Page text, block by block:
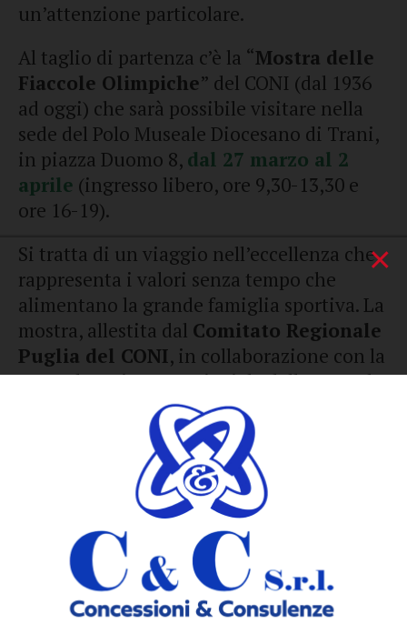
un’attenzione particolare.
Al taglio di partenza c’è la “Mostra delle
Fiaccole Olimpiche” del CONI (dal 1936
ad oggi) che sarà possibile visitare nella
sede del Polo Museale Diocesano di Trani,
in piazza Duomo 8, dal 27 marzo al 2
aprile (ingresso libero, ore 9,30-13,30 e
ore 16-19).
Si tratta di un viaggio nell’eccellenza che
rappresenta i valori senza tempo che
alimentano la grande famiglia sportiva. La
mostra, allestita dal Comitato Regionale
Puglia del CONI, in collaborazione con la
sua Delegazione Provinciale della BAT e la
Fondazione S.E.C.A., sarà inaugurata alle
ore 10. L’occasione sarà celebrata anche da
Poste Italianecon uno specifico annullo
filatelico. A seguire si terrà la conferenza
stampa del progetto Palestranatura
, finalizzata a valorizzare il nostro
territorio attraverso la pratica di diverse
discipline sportive. L’iniziativa
coinvolgerà le scuole primarie.
×